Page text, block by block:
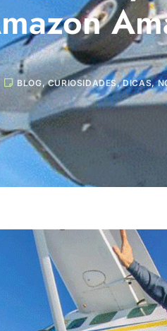
BLOG,CURIOSIDADES,DICAS,